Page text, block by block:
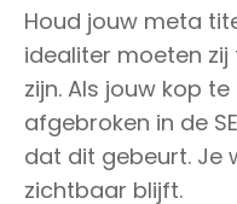
Houd jouw meta
idealiter moeten
zijn. Als jouw kop
afgebroken in de
dat dit gebeurt. Je
zichtbaar blijft.